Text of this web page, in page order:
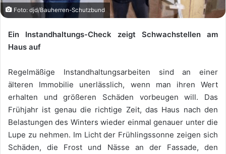
Foto: djd/Bauherren-Schutzbund
Ein Instandhaltungs-Check zeigt Schwachstellen am
Haus auf
Regelmäßige Instandhaltungsarbeiten sind an einer
älteren Immobilie unerlässlich, wenn man ihren Wert
erhalten und größeren Schäden vorbeugen will. Das
Frühjahr ist genau die richtige Zeit, das Haus nach den
Belastungen des Winters wieder einmal genauer unter die
Lupe zu nehmen. Im Licht der Frühlingssonne zeigen sich
Schäden, die Frost und Nässe an der Fassade, den